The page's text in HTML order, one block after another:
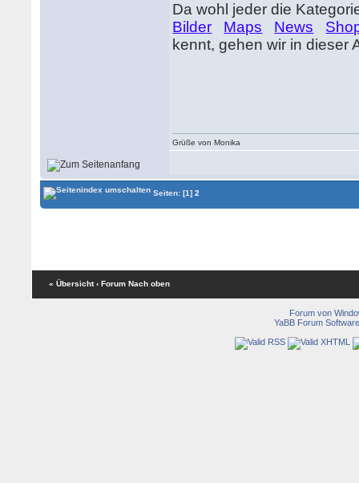
Da wohl jeder die
Bilder
Maps News
kennt, gehen wir in dieser
Grüße von Monika
Seiten:[1] 2
« Übersicht ‹ Forum Nach oben
Forum von
YaBB Forum Software